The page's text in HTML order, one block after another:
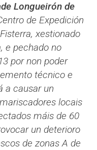
Longueirón de
de Expedición
xestionado
e pechado no
por non poder
técnico e
a causar un
locais
máis de 60
un deterioro
de zonas A de